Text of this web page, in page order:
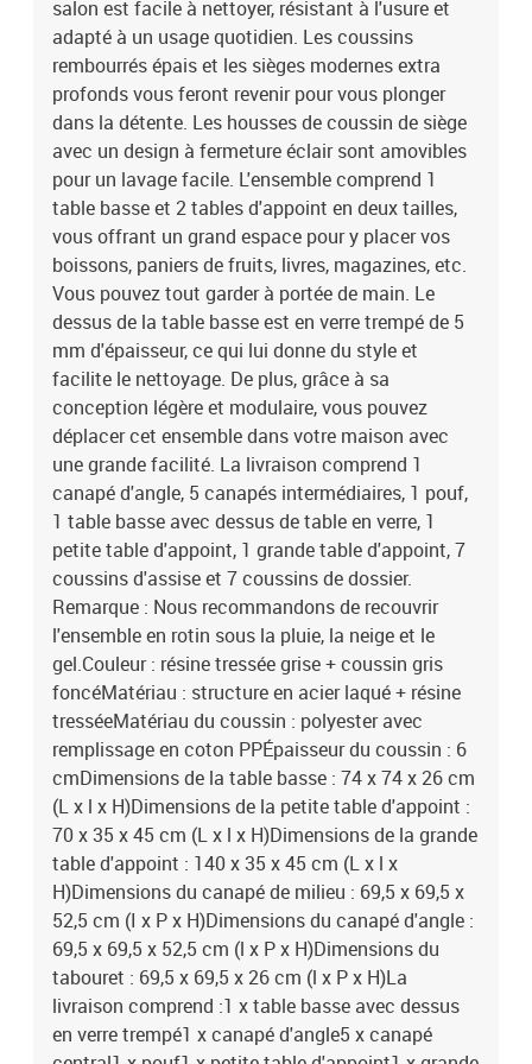
cm (l x P x H)La livraison comprend :1 x table basse avec dessus
en verre trempé1 x canapé d'angle5 x canapé central1 x pouf1 x
petite table d'appoint1 x grande table d'appoint7 x coussin de
siège7 x coussin de dossier
salon est facile à nettoyer, résistant à l'usure et
adapté à un usage quotidien. Les coussins
rembourrés épais et les sièges modernes extra
profonds vous feront revenir pour vous plonger
dans la détente. Les housses de coussin de siège
avec un design à fermeture éclair sont amovibles
pour un lavage facile. L'ensemble comprend 1
table basse et 2 tables d'appoint en deux tailles,
vous offrant un grand espace pour y placer vos
boissons, paniers de fruits, livres, magazines, etc.
Vous pouvez tout garder à portée de main. Le
dessus de la table basse est en verre trempé de 5
mm d'épaisseur, ce qui lui donne du style et
facilite le nettoyage. De plus, grâce à sa
conception légère et modulaire, vous pouvez
déplacer cet ensemble dans votre maison avec
une grande facilité. La livraison comprend 1
canapé d'angle, 5 canapés intermédiaires, 1 pouf,
1 table basse avec dessus de table en verre, 1
petite table d'appoint, 1 grande table d'appoint, 7
coussins d'assise et 7 coussins de dossier.
Remarque : Nous recommandons de recouvrir
l'ensemble en rotin sous la pluie, la neige et le
gel.Couleur : résine tressée grise + coussin gris
foncéMatériau : structure en acier laqué + résine
tresséeMatériau du coussin : polyester avec
remplissage en coton PPÉpaisseur du coussin : 6
cmDimensions de la table basse : 74 x 74 x 26 cm
(L x l x H)Dimensions de la petite table d'appoint :
70 x 35 x 45 cm (L x l x H)Dimensions de la grande
table d'appoint : 140 x 35 x 45 cm (L x l x
H)Dimensions du canapé de milieu : 69,5 x 69,5 x
52,5 cm (I x P x H)Dimensions du canapé d'angle :
69,5 x 69,5 x 52,5 cm (l x P x H)Dimensions du
tabouret : 69,5 x 69,5 x 26 cm (l x P x H)La
livraison comprend :1 x table basse avec dessus
en verre trempé1 x canapé d'angle5 x canapé